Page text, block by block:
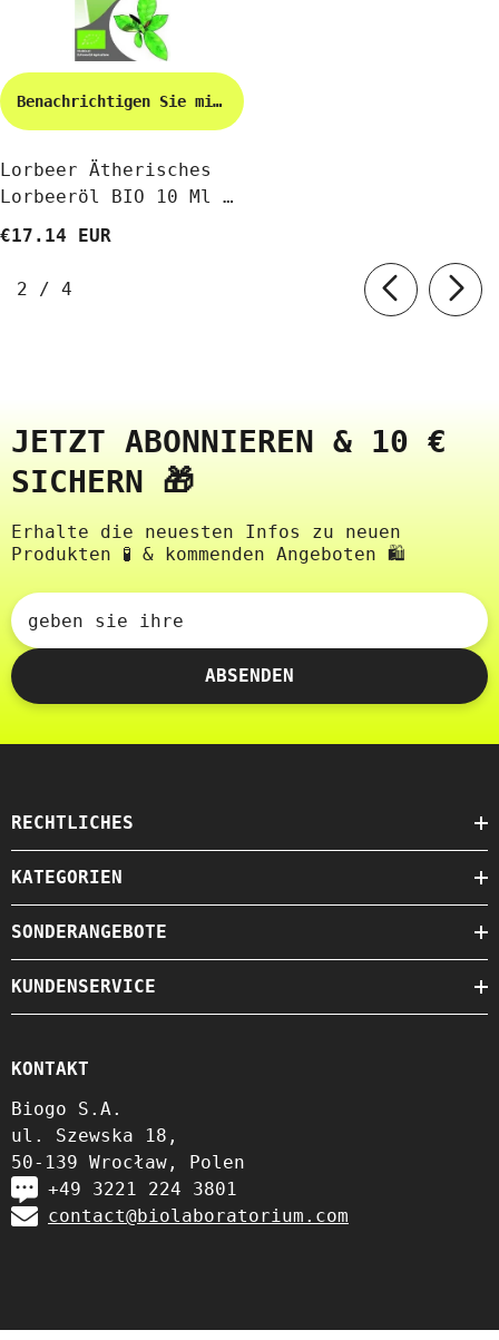
Benachrichtigen Sie mich
Lorbeer Ätherisches
Lorbeeröl BIO 10 Ml -
€17.14 EUR
2 / von
4
JETZT ABONNIEREN & 10 €
SICHERN 🎁
Erhalte die neuesten Infos zu neuen
Produkten 🧪 & kommenden Angeboten 🛍️
geben sie ihre
ABSENDEN
RECHTLICHES
KATEGORIEN
SONDERANGEBOTE
KUNDENSERVICE
KONTAKT
Biogo S.A.
ul. Szewska 18,
50-139 Wrocław, Polen
+49 3221 224 3801
contact@biolaboratorium.com